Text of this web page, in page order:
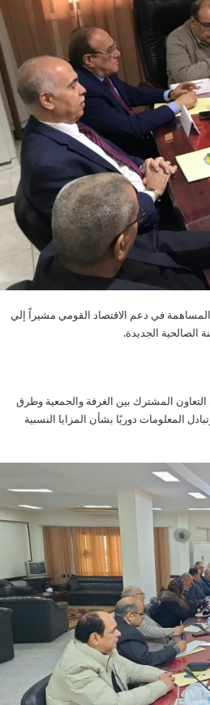
المساهمة في دعم الاقتصاد القومي مشيراً إلي
الصالحية الجديدة.
المشترك بين الغرفة والجمعية وطرق
المعلومات دوريًا بشأن المزايا النسبية